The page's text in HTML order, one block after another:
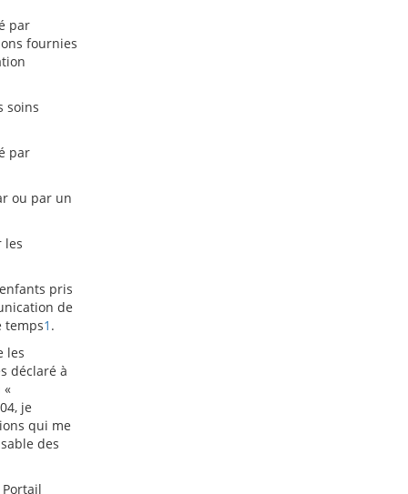
par
fournies
soins
par
ou par un
les
pris
de
temps1 .
les
déclaré à
«
je
qui me
des
Portail